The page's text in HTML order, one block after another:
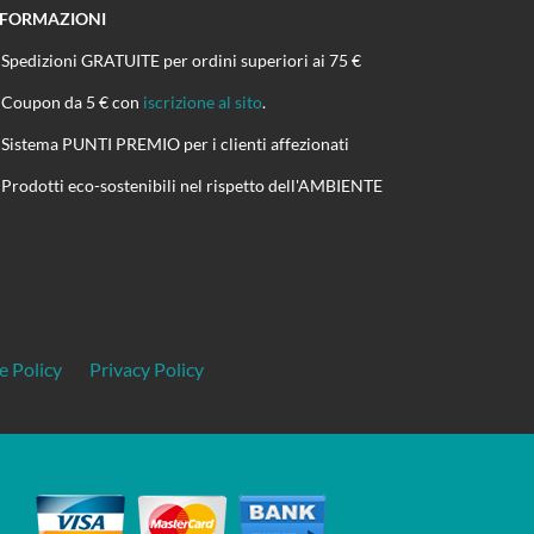
Spedizioni GRATUITE per ordini superiori ai 75 €
Coupon da 5 € con iscrizione al sito.
Sistema PUNTI PREMIO per i clienti affezionati
Prodotti eco-sostenibili nel rispetto dell'AMBIENTE
Policy Privacy Policy